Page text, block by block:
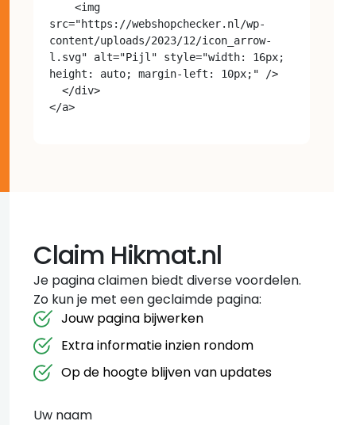
src="https://webshopchecker.nl/wp-
content/uploads/2023/12/icon_arrow-
l.svg" alt="Pijl" style="width: 16px;
height: auto; margin-left: 10px;" />
Claim Hikmat.nl
Je pagina claimen biedt diverse voordelen.
Zo kun je met een geclaimde pagina:
Jouw pagina bijwerken
Extra informatie inzien rondom
Op de hoogte blijven van updates
Uw naam